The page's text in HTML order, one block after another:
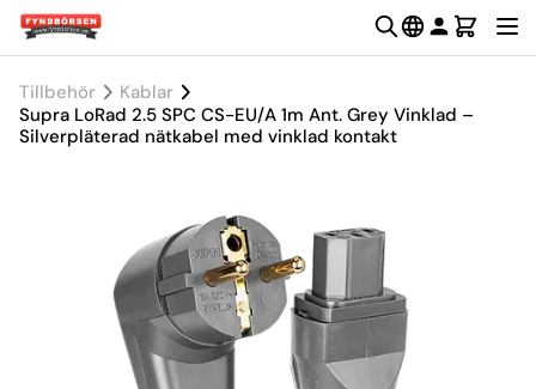
Tillbehör
Kablar
Supra LoRad 2.5 SPC CS-EU/A 1m Ant. Grey Vinklad –
Silverpläterad nätkabel med vinklad kontakt